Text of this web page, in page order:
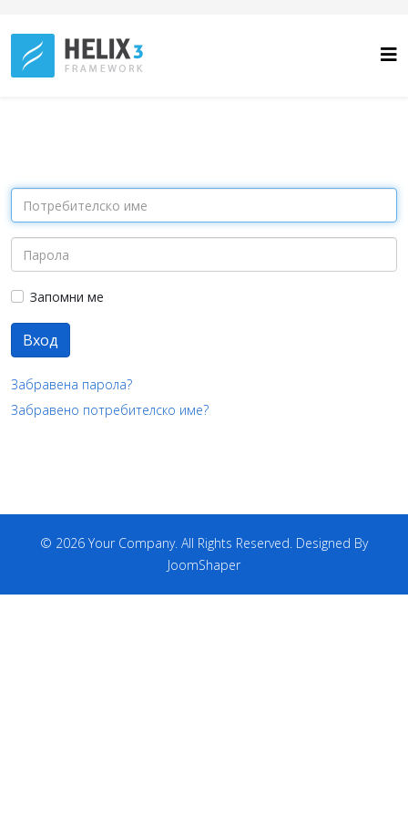
Запомни ме
Вход
Забравена парола?
Забравено потребителско име?
© 2026 Your Company. All Rights Reserved. Designed By
JoomShaper